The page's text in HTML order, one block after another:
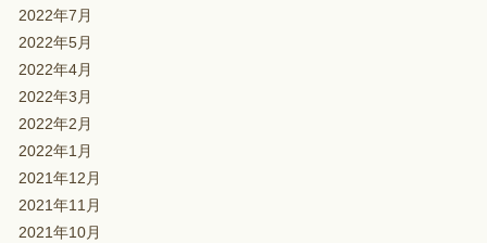
2022年7月
2022年5月
2022年4月
2022年3月
2022年2月
2022年1月
2021年12月
2021年11月
2021年10月